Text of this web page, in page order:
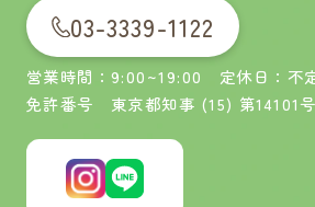
03-3339-1122
営業時間：9:00~19:00 定休日：不
免許番号 東京都知事 (15) 第14101号